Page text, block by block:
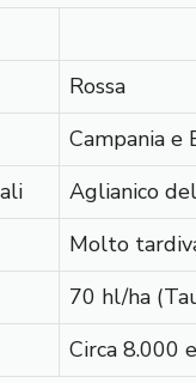
Rossa
Campania e
Aglianico
Molto
70 hl/ha
Circa 8.000